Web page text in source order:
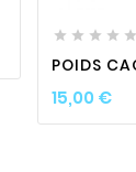
    
POIDS
15,00 €Prix